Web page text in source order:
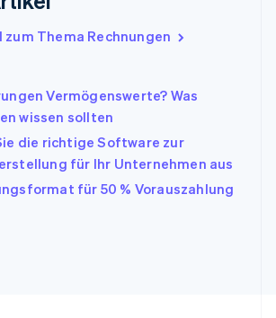
Thema Rechnungen
Vermögenswerte? Was
wissen sollten
die richtige Software zur
für Ihr Unternehmen aus
für 50 % Vorauszahlung